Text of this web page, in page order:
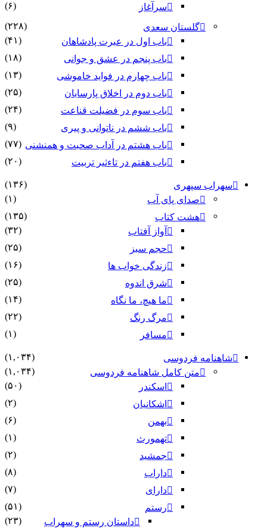
سرآغاز (۶)
گلستان سعدی
(۲۲۸)
باب اول در عبرت پادشاهان
(۴۱)
باب پنجم در عشق و جوانى
(۱۸)
باب چهارم در فواید خاموشى
(۱۳)
باب دوم در اخلاق پارسایان
(۲۵)
باب سوم در فضیلت قناعت
(۲۴)
باب ششم در ناتوانى و پیرى
(۹)
باب هشتم در آداب صحبت و همنشنى (۷۷)
باب هفتم در تاءثیر تربیت
(۲۰)
سهراب سپهری
(۱۳۶)
صدای پای آب
(۱)
هشت کتاب
(۱۳۵)
آواز آفتاب
(۳۲)
حجم سبز
(۲۵)
زندگی خواب ها
(۱۶)
شرق اندوه
(۲۵)
ما هیچ، ما نگاه
(۱۴)
مرگ رنگ
(۲۲)
مسافر
(۱)
شاهنامه فردوسی
(۱,۰۳۴)
متن کامل شاهنامه فردوسی
(۱,۰۳۴)
اسکندر
(۵۰)
اشکانیان
(۲)
بهمن
(۶)
تهمورث
(۱)
جمشید
(۲)
داراب
(۸)
دارای
(۷)
رستم
(۵۱)
داستان رستم و سهراب
(۲۳)